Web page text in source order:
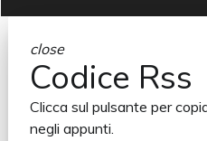
close
Codice Rss
Clicca sul pulsante per
negli appunti.